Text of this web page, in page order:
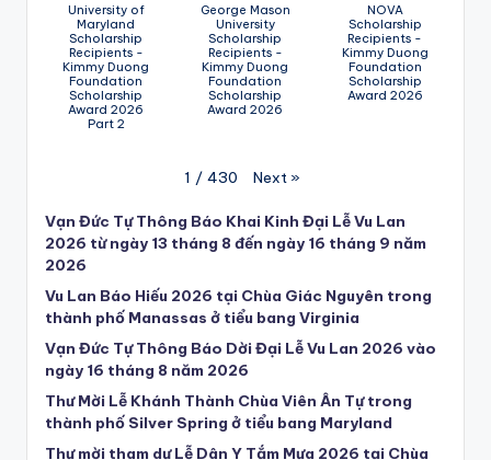
University of
Maryland
Scholarship
Recipients -
Kimmy Duong
Foundation
Scholarship
Award 2026
Part 2
George Mason
University
Scholarship
Recipients -
Kimmy Duong
Foundation
Scholarship
Award 2026
NOVA
Scholarship
Recipients -
Kimmy Duong
Foundation
Scholarship
Award 2026
1 / 430 Next »
Vạn Đức Tự Thông Báo Khai Kinh Đại Lễ Vu Lan
2026 từ ngày 13 tháng 8 đến ngày 16 tháng 9 năm
2026
Vu Lan Báo Hiếu 2026 tại Chùa Giác Nguyên trong
thành phố Manassas ở tiểu bang Virginia
Vạn Đức Tự Thông Báo Dời Đại Lễ Vu Lan 2026 vào
ngày 16 tháng 8 năm 2026
Thư Mời Lễ Khánh Thành Chùa Viên Ân Tự trong
thành phố Silver Spring ở tiểu bang Maryland
Thư mời tham dự Lễ Dân Y Tắm Mưa 2026 tại Chùa